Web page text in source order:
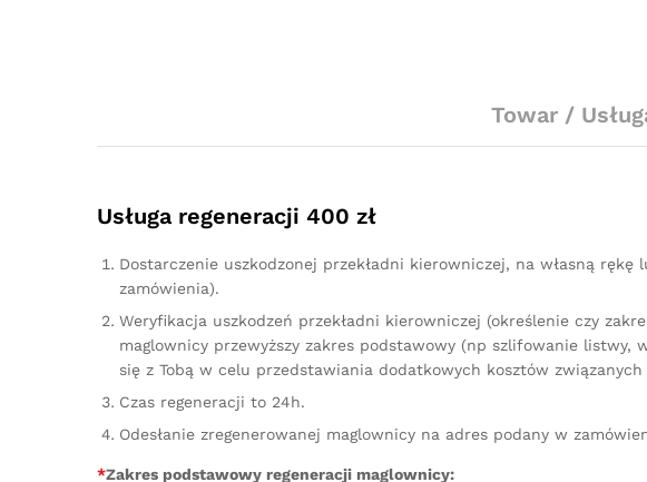
Towar /
Usługa regeneracji 400 zł
Dostarczenie uszkodzonej przekładni kierowniczej, na własną
zamówienia).
Weryfikacja uszkodzeń przekładni kierowniczej (określenie czy
maglownicy przewyższy zakres podstawowy (np szlifowanie
się z Tobą w celu przedstawiania dodatkowych kosztów
Czas regeneracji to 24h.
Odesłanie zregenerowanej maglownicy na adres podany w
*Zakres podstawowy regeneracji maglownicy: